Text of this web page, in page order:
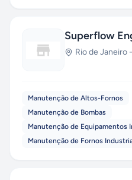
Superflow
Rio de Janeiro -
Manutenção de Altos-Fornos
Manutenção de Bombas
Manutenção de Equipamentos
Manutenção de Fornos